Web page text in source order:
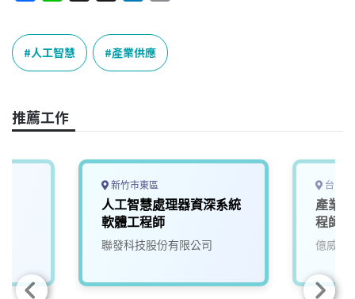
c
e
b
o
k
n
e
r
e
a
n
k
e
n
k
人工智慧 產業供應
推薦工作
新竹市東區
人工智慧處理器資深系統
軟體工程師
聯發科技股份有限公司
台中
產業
程師
億威電